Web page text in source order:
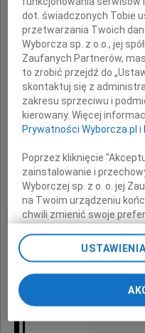
dot. świadczonych Tobie
przetwarzania Twoich
Wyborcza sp. z o.o., jej
Zaufanych Partnerów,
to zrobić przejdź do
skontaktuj się z
zakresu sprzeciwu i
kierowany. Więcej
Prywatności Wyborcza.pl i
Poprzez kliknięcie
zainstalowanie i
Wyborczej sp. z o. o. jej
na Twoim urządzeniu
chwili zmienić swoje
preferencjami dot.
odnośnik „Ustawienia
przechodząc do sekcji
Zmiana ustawień plików
pomocą ustawień